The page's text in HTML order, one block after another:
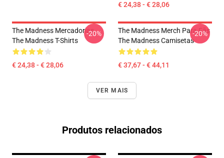
€ 24,38 - € 28,06
The Madness Mercadorias
The Madness T-Shirts
€ 24,38 - € 28,06
-20%
The Madness Merch Para Fãs
The Madness Camisetas
€ 37,67 - € 44,11
-20%
VER MAIS
Produtos relacionados